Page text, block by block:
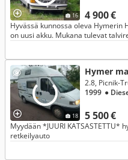
16 4 900 €
Hyvässä kunnossa oleva Hymerin
on uusi akku. Mukana tulevat
18
Hymer
5 500 €
2.8, Picnik-
1999 ●
Myydään *JUURI KATSASTETTU*
retkeilyauto